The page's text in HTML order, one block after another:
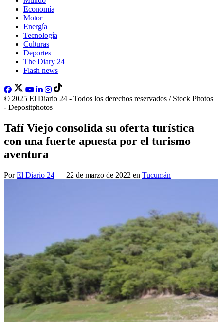
Economía
Motor
Energía
Tecnología
Culturas
Deportes
The Diary 24
Flash news
© 2025 El Diario 24 - Todos los derechos reservados / Stock Photos
- Depositphotos
Tafí Viejo consolida su oferta turística
con una fuerte apuesta por el turismo
aventura
PorEl Diario 24 — 22 de marzo de 2022 en Tucumán